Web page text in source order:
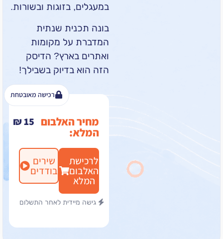
במעגלים, בזוגות ובשורות.
בונה תכנית שנתית
המדברת על מקומות
ואתרים בארץ? הדיסק
הזה הוא בדיוק בשבילך!
מחיר האלבום ₪15
לרכישת
האלבום
המלא
שירים
בודדים
גישה מיידית לאחר התשלום
רכישה מאובטחת